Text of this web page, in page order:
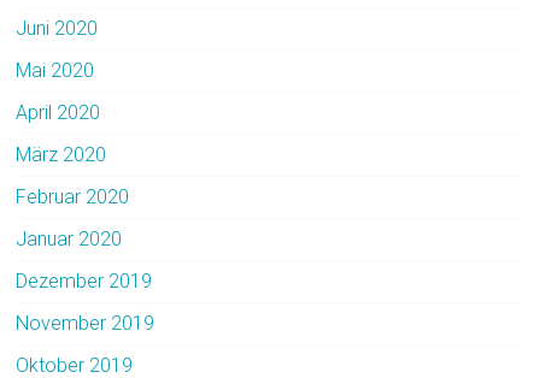
Juni 2020
Mai 2020
April 2020
März 2020
Februar 2020
Januar 2020
Dezember 2019
November 2019
Oktober 2019